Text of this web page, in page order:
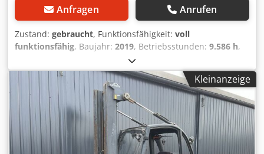
Anfragen Anrufen
Zustand: gebraucht, Funktionsfähigkeit: voll
funktionsfähig, Baujahr: 2019, Betriebsstunden: 9.586 h,
, Hubhöhe:4.655 mm
mm, Kraftstofftyp:Gas, Masttyp:Triplex, Bauhöhe:2.191
, Antriebsart: Treibgas, Treibgasstapler ISO Klasse: ISO
Klasse 3 = 2.500 - 4.999 kg Masttyp: Triplex Zustand:
Einsatzbereit und voll funktionsfähig Zustand Technisch:
gut Dkedszri Sdjpfx Aa Ier Seitenschieber, 3. Ventil, 4.
Ventil, Vollkabine,
Kleinanzeige